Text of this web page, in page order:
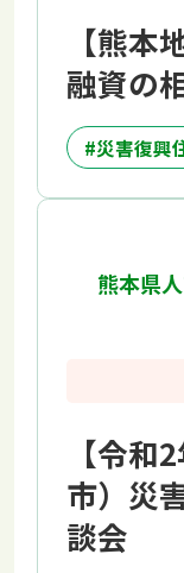
【熊本
融資の
災害復興
熊本県
【令和
市）災
談会